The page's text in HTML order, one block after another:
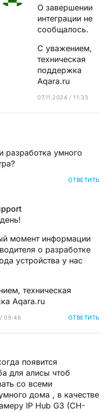
О завершении
интеграции не
сообщалось.
С уважением,
техническая
поддержка
Aqara.ru
07.11.2024 / 11:33
разработка умного
ОТВЕТИТЬ
момент информации
о разработке
устройства у нас
техническая
Aqara.ru
09:48 ОТВЕТИТЬ
появится
для алисы чтоб
со всеми
дома , в качестве
IP Hub G3 (CH-